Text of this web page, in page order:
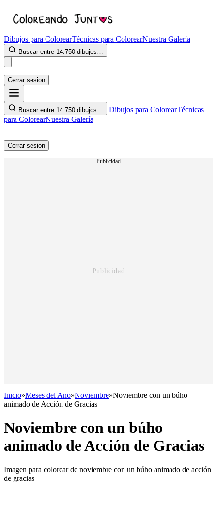
Dibujos para ColorearTécnicas para ColorearNuestra Galería
Buscar entre 14.750 dibujos…
Cerrar sesion
Buscar entre 14.750 dibujos… Dibujos para ColorearTécnicas
para ColorearNuestra Galería
Cerrar sesion
Publicidad
Inicio»Meses del Año»Noviembre»Noviembre con un búho
animado de Acción de Gracias
Noviembre con un búho
animado de Acción de Gracias
Imagen para colorear de noviembre con un búho animado de acción
de gracias